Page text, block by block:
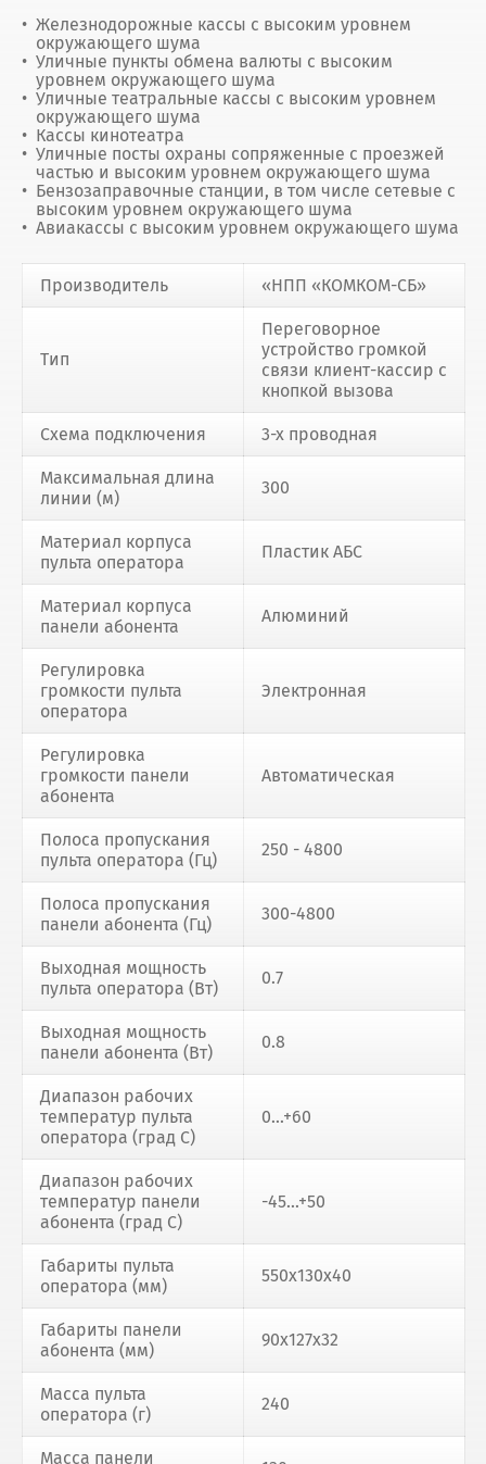
Железнодорожные кассы с высоким уровнем
окружающего шума
Уличные пункты обмена валюты с высоким
уровнем окружающего шума
Уличные театральные кассы с высоким уровнем
окружающего шума
Кассы кинотеатра
Уличные посты охраны сопряженные с проезжей
частью и высоким уровнем окружающего шума
Бензозаправочные станции, в том числе сетевые с
высоким уровнем окружающего шума
Авиакассы с высоким уровнем окружающего шума
Производитель «НПП «КОМКОМ-СБ»
Тип
Переговорное
устройство громкой
связи клиент-кассир с
кнопкой вызова
Схема подключения 3-х проводная
Максимальная длина
линии (м)
300
Материал корпуса
пульта оператора
Пластик АБС
Материал корпуса
панели абонента
Алюминий
Регулировка
громкости пульта
оператора
Электронная
Регулировка
громкости панели
абонента
Автоматическая
Полоса пропускания
пульта оператора (Гц)
250 - 4800
Полоса пропускания
панели абонента (Гц)
300-4800
Выходная мощность
пульта оператора (Вт)
0.7
Выходная мощность
панели абонента (Вт)
0.8
Диапазон рабочих
температур пульта
оператора (град С)
0...+60
Диапазон рабочих
температур панели
абонента (град С)
-45...+50
Габариты пульта
оператора (мм)
550х130х40
Габариты панели
абонента (мм)
90х127х32
Масса пульта
оператора (г)
240
Масса панели